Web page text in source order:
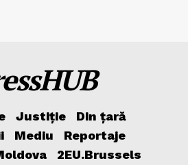
Justiție
Din țară
Mediu
Reportaje
2EU.Brussels